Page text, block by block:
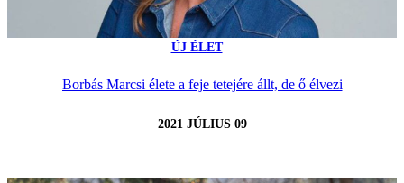
ÚJ ÉLET
Borbás Marcsi élete a feje tetejére állt, de ő élvezi
2021 JÚLIUS 09